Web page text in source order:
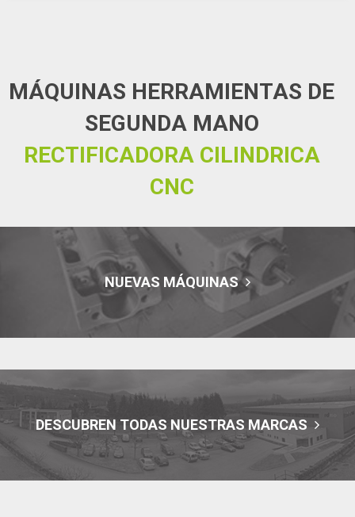
MÁQUINAS HERRAMIENTAS DE
SEGUNDA MANO
RECTIFICADORA CILINDRICA
CNC
NUEVAS MÁQUINAS
DESCUBREN TODAS NUESTRAS MARCAS